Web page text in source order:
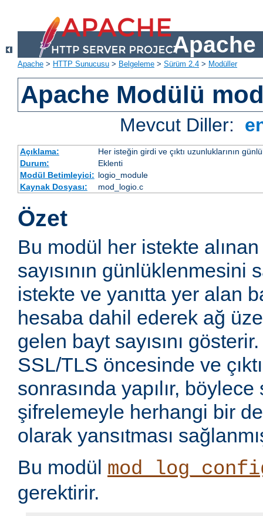
Apache
Apache > HTTP Sunucusu > Belgeleme > Sürüm 2.4 > Modüller
Apache Modülü
Mevcut Diller:
Açıklama:
Her isteğin girdi ve çıktı uzunluklarının
Durum:
Eklenti
Modül Betimleyici: logio_module
Kaynak Dosyası:
mod_logio.c
Özet
Bu modül her istekte
sayısının günlüklenmesini
istekte ve yanıtta yer alan
hesaba dahil ederek ağ
gelen bayt sayısını
SSL/TLS öncesinde ve
sonrasında yapılır, böylece
şifrelemeyle herhangi bir
olarak yansıtması
Bu modül
gerektirir.